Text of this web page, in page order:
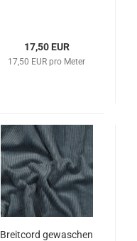
17,50 EUR
17,50 EUR pro Meter
Breitcord gewaschen